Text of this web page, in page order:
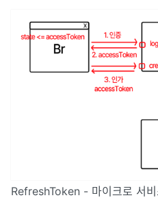
RefreshToken - 마이크로 서